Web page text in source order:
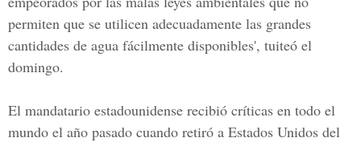
permiten que se utilicen adecuadamente las grandes
cantidades de agua fácilmente disponibles', tuiteó el
domingo.
El mandatario estadounidense recibió críticas en todo el
mundo el año pasado cuando retiró a Estados Unidos del